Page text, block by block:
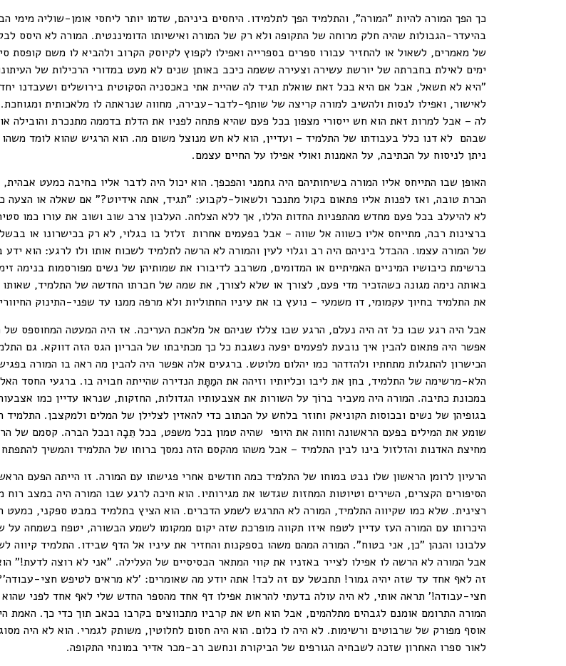
כך הפך המורה להיות "המורה", והתלמיד הפך לתלמידו. היחסים ביניהם, שדמו יותר ליחסי אומן-שוליה מימי
בהיעדר-הגבולות שהיה חלק מרוחה של התקופה ולא רק של המורה ואישיותו הדומיננטית. המורה לא היסס
של מאמרים, לשאול או להחזיר עבורו ספרים בספרייה ואפילו לקפוץ לקיוסק הקרוב ולהביא לו משם
ימים לאילת בחברתה של יורשת עשירה וצעירה ששמה כיכב באותן שנים לא מעט במדורי הרכילות של
"היא לא תשאל, אבל אם היא בכל זאת שואלת תגיד לה שהיית אתי באכסניה הסקוטית בירושלים ושעבדנו
לאישור, ואפילו לנסות ולהשיב למורה קריצה של שותף-לדבר-עבירה, מחווה שנראתה לו מלאכותית
לה – אבל למרות זאת הוא חש ייסורי מצפון בכל פעם שהיא פתחה לפניו את הדלת בדממה מתנכרת והובילה
שבהם לא דנו כלל בעבודתו של התלמיד – ועדיין, הוא לא חש מנוצל משום מה. הוא הרגיש שהוא לומד
ניתן לניסוח על הכתיבה, על האמנות ואולי אפילו על החיים עצמם.
האופן שבו התייחס אליו המורה בשיחותיהם היה גחמני והפכפך. הוא יכול היה לדבר אליו בחיבה כמעט
הכרת טובה, ואז לפנות אליו פתאום בקול מתנכר ולשאול-לקבוע: "תגיד, אתה אידיוט?" אם שאלה או
לא להיעלב בכל פעם מחדש מהתפניות החדות הללו, אך ללא הצלחה. העלבון צרב שוב ושוב את עורו כמו
ברצינות רבה, מתייחס אליו כשווה אל שווה – אבל בפעמים אחרות זלזל בו בגלוי, לא רק בכישרונו או
של המורה עצמו. ההבדל ביניהם היה רב וגלוי לעין והמורה לא הרשה לתלמיד לשכוח אותו ולו לרגע: הוא
ברשימת כיבושיו המיניים האמיתיים או המדומים, משרבב לדיבורו את שמותיהן של נשים מפורסמות
באותה נימה מגונה כשהזכיר מדי פעם, לצורך או שלא לצורך, את שמה של חברתו החדשה של התלמיד,
את התלמיד בחיוך עקמומי, דו משמעי – נועץ בו את עיניו החתוליות ולא מרפה ממנו עד שפני-התינוק
אבל היה רגע שבו כל זה היה נעלם, הרגע שבו צללו שניהם אל מלאכת העריכה. אז היה המעטה המחוספס
אפשר היה פתאום להבין איך נובעת לפעמים יפעה נשגבת כל כך מכתיבתו של הבריון הגס הזה דווקא. גם
הכישרון להתגלות מתחתיו ולהזדהר כמו יהלום מלוטש. ברגעים אלה אפשר היה להבין מה ראה בו המורה
הלא-מרשימה של התלמיד, בחן את ליבו וכליותיו וזיהה את המַתָּת הנדירה שהייתה חבויה בו. ברגעי החסד
במכונת כתיבה. המורה היה מעביר ברוֹך על השורות את אצבעותיו הגדולות, החזקות, שנראו עדיין כמו
בגופיהן של נשים ובכוסות הקוניאק וחוזר בלחש על הכתוב כדי להאזין לצלילן של המלים ולמקצבן.
שומע את המילים בפעם הראשונה וחווה את היופי שהיה טמון בכל משפט, בכל תֵּבָה ובכל הברה. קסמם של
מחיצת האדנות והזלזול בינו לבין התלמיד – אבל משהו מהקסם הזה נמסך ברוחו של התלמיד והמשיך
הרעיון לרומן הראשון שלו נבט במוחו של התלמיד כמה חודשים אחרי פגישתו עם המורה. זו הייתה הפעם
הסיפורים הקצרים, השירים וטיוטות המחזות שגדשו את מגירותיו. הוא חיכה לרגע שבו המורה היה במצב
רצינית. שלא כמו שקיווה התלמיד, המורה לא התרגש לשמע הדברים. הוא הציץ בתלמיד במבט ספקני,
היכרותו עם המורה העז עדיין לטפח איזו תקווה מופרכת שזה יקום ממקומו לשמע הבשורה, יטפח בשמחה על
עלבונו והנהן "כן, אני בטוח". המורה המהם משהו בספקנות והחזיר את עיניו אל הדף שבידו. התלמיד
אבל המורה לא הרשה לו אפילו לצייר באזניו את קווי המתאר הבסיסיים של העלילה. "אני לא רוצה
זה לאף אחד עד שזה יהיה גמור! תתבשל עם זה לבד! אתה יודע מה שאומרים: 'לא מראים לטיפש חצי-
חצי-עבודה!' תראה אותי, לא היה עולה בדעתי להראות אפילו דף אחד מהספר החדש שלי לאף אחד לפני
המורה התרומם אומנם לגבהים מתלהמים, אבל הוא חש את קרביו מתכווצים בקרבו בכאב תוך כדי כך. האמת
אוסף מפורק של שרבוטים ורשימות. לא היה לו כלום. הוא היה חסום לחלוטין, משותק לגמרי. הוא לא היה
לאור ספרו האחרון שזכה לשבחיה הגורפים של הביקורת ונחשב רב-מכר אדיר במונחי התקופה.